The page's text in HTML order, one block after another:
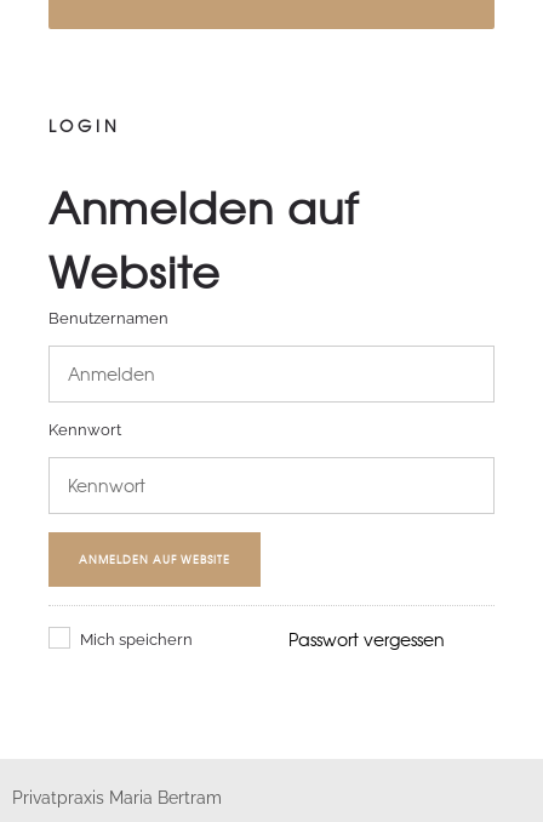
LOGIN
Anmelden auf
Website
Benutzernamen
Kennwort
ANMELDEN AUF WEBSITE
Mich speichern Passwort vergessen
Privatpraxis Maria Bertram